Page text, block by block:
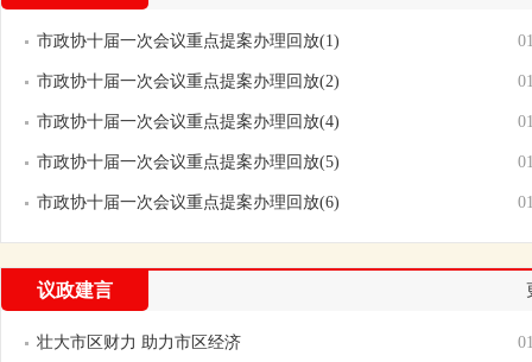
市政协十届一次会议重点提案办理回放(1)
市政协十届一次会议重点提案办理回放(2)
市政协十届一次会议重点提案办理回放(4)
市政协十届一次会议重点提案办理回放(5)
市政协十届一次会议重点提案办理回放(6)
议政建言
壮大市区财力 助力市区经济